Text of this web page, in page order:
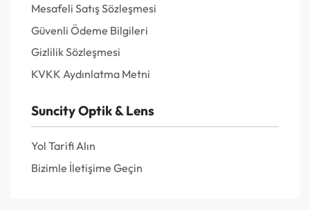
Mesafeli Satış Sözleşmesi
Güvenli Ödeme Bilgileri
Gizlilik Sözleşmesi
KVKK Aydınlatma Metni
Suncity Optik & Lens
Yol Tarifi Alın
Bizimle İletişime Geçin